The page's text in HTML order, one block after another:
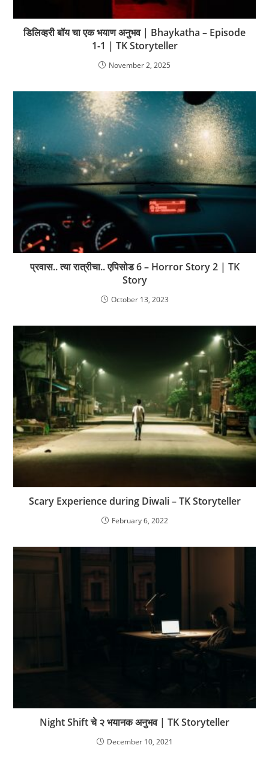
डिलिव्हरी बॉय चा एक भयाण अनुभव | Bhaykatha – Episode
1-1 | TK Storyteller
November 2, 2025
प्रवास.. त्या रात्रीचा.. एपिसोड 6 – Horror Story 2 | TK
Story
October 13, 2023
Scary Experience during Diwali – TK Storyteller
February 6, 2022
Night Shift चे २ भयानक अनुभव | TK Storyteller
December 10, 2021